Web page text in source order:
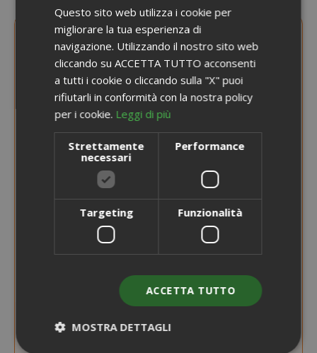
0,235 €
Questo sito web utilizza i cookie per
migliorare la tua esperienza di
navigazione. Utilizzando il nostro sito web
cliccando su ACCETTA TUTTO acconsenti
a tutti i cookie o cliccando sulla "X" puoi
rifiutarli in conformità con la nostra policy
per i cookie. Leggi di più
Strettamente
necessari
Performance
Targeting Funzionalità
ACCETTA TUTTO
MOSTRA DETTAGLI